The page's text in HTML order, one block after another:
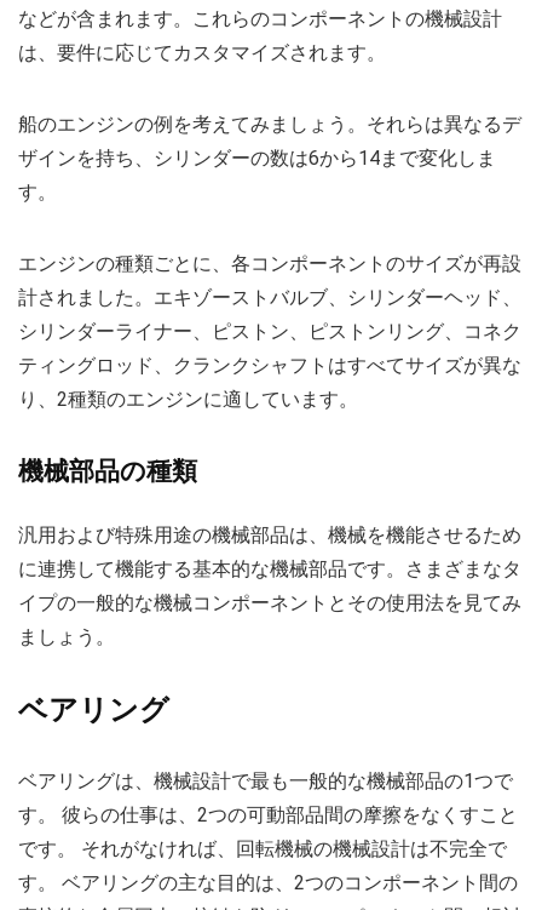
などが含まれます。これらのコンポーネントの機械設計
は、要件に応じてカスタマイズされます。
船のエンジンの例を考えてみましょう。それらは異なるデ
ザインを持ち、シリンダーの数は6から14まで変化しま
す。
エンジンの種類ごとに、各コンポーネントのサイズが再設
計されました。エキゾーストバルブ、シリンダーヘッド、
シリンダーライナー、ピストン、ピストンリング、コネク
ティングロッド、クランクシャフトはすべてサイズが異な
り、2種類のエンジンに適しています。
機械部品の種類
汎用および特殊用途の機械部品は、機械を機能させるため
に連携して機能する基本的な機械部品です。さまざまなタ
イプの一般的な機械コンポーネントとその使用法を見てみ
ましょう。
ベアリング
ベアリングは、機械設計で最も一般的な機械部品の1つで
す。 彼らの仕事は、2つの可動部品間の摩擦をなくすこと
です。 それがなければ、回転機械の機械設計は不完全で
す。 ベアリングの主な目的は、2つのコンポーネント間の